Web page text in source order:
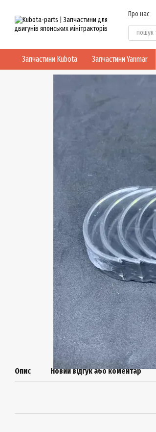
Про нас
Блог
Запчастини Kubota Запчастини Yanmar
Опис Новий відгук або коментар